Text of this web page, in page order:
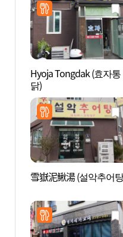
Hyoja Tongdak (효자통
닭)
雪嶽泥鰍湯 (설악추어